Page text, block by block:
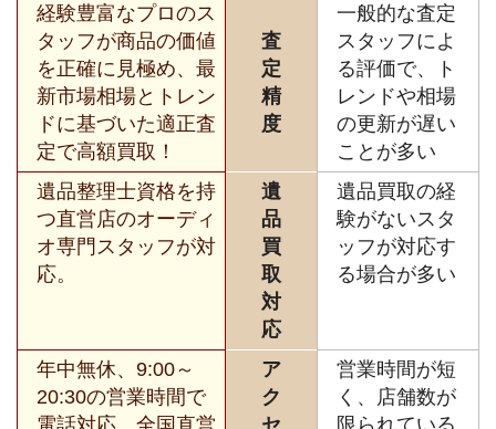
経験豊富なプロのス
タッフが商品の価値
を正確に見極め、最
新市場相場とトレン
ドに基づいた適正査
定で高額買取！
査
定
精
度
一般的な査定
スタッフによ
る評価で、ト
レンドや相場
の更新が遅い
ことが多い
遺品整理士資格を持
つ直営店のオーディ
オ専門スタッフが対
応。
遺
品
買
取
対
応
遺品買取の経
験がないスタ
ッフが対応す
る場合が多い
年中無休、9:00～
20:30の営業時間で
電話対応、全国直営
ア
ク
セ
営業時間が短
く、店舗数が
限られている